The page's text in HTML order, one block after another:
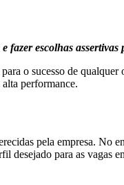
fazer escolhas assertivas
o sucesso de qualquer
performance.
pela empresa. No
desejado para as vagas